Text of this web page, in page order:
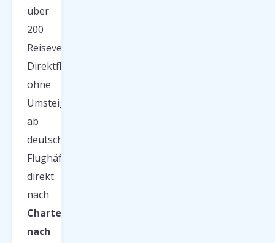
über
200
Reiseveranstalter.
Direktflug
ohne
Umsteigen
ab
deutschen
Flughäfen
direkt
nach
Charterflüge
nach